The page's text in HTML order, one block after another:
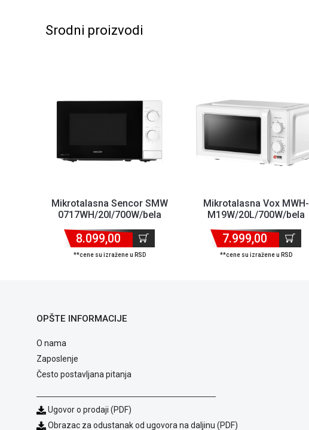
Srodni proizvodi
Mikrotalasna Sencor SMW
0717WH/20l/700W/bela
8.099,00
**cene su izražene u RSD
Mikrotalasna Vox MWH-
M19W/20L/700W/bela
7.999,00
**cene su izražene u RSD
OPŠTE INFORMACIJE
O nama
Zaposlenje
Često postavljana pitanja
Ugovor o prodaji (PDF)
Obrazac za odustanak od ugovora na daljinu (PDF)